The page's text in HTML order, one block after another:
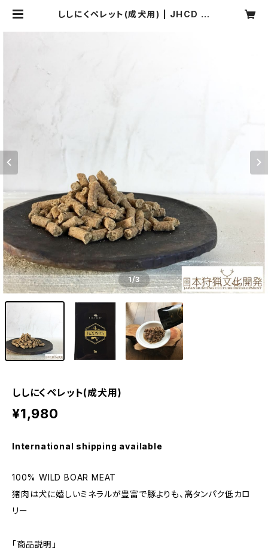
ししにくペレット(成犬用) | JHCD 日
1/3
ししにくペレット(成犬用)
¥1,980
International shipping available
100% WILD BOAR MEAT
猪肉は犬に嬉しいミネラルが豊富で豚よりも、高タンパク低カロ
リー
「商品説明」